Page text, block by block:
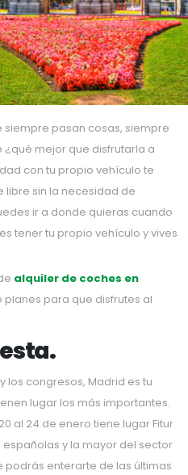
siempre pasan cosas, siempre
mejor que disfrutarla a
con tu propio vehículo te
libre sin la necesidad de
ir a donde quieras cuando
tener tu propio vehículo y vives
alquiler de coches en
para que disfrutes al
los congresos, Madrid es tu
lugar los más importantes.
al 24 de enero tiene lugar Fitur
españolas y la mayor del sector
podrás enterarte de las últimas